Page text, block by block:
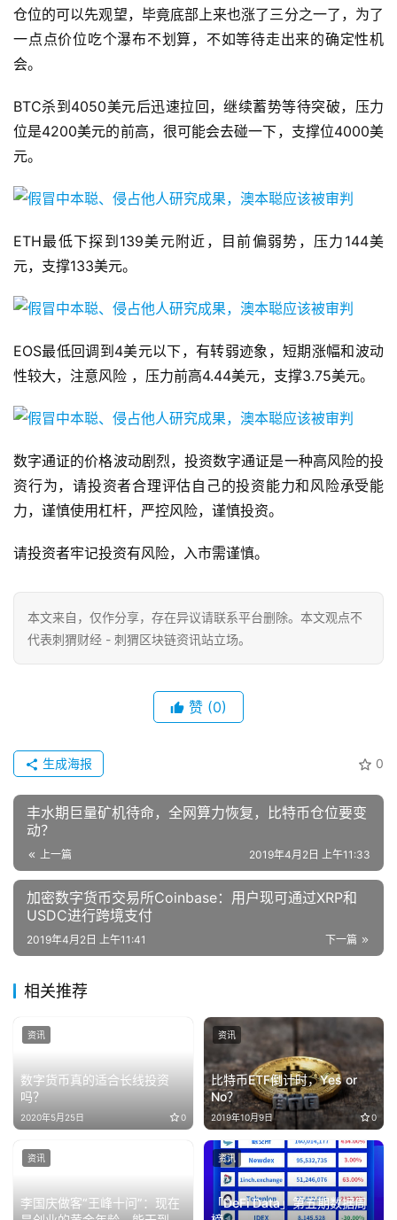
仓位的可以先观望，毕竟底部上来也涨了三分之一了，为了
一点点价位吃个瀑布不划算，不如等待走出来的确定性机
会。
BTC杀到4050美元后迅速拉回，继续蓄势等待突破，压力
位是4200美元的前高，很可能会去碰一下，支撑位4000美
元。
ETH最低下探到139美元附近，目前偏弱势，压力144美
元，支撑133美元。
EOS最低回调到4美元以下，有转弱迹象，短期涨幅和波动
性较大，注意风险 ，压力前高4.44美元，支撑3.75美元。
数字通证的价格波动剧烈，投资数字通证是一种高风险的投
资行为，请投资者合理评估自己的投资能力和风险承受能
力，谨慎使用杠杆，严控风险，谨慎投资。
请投资者牢记投资有风险，入市需谨慎。
本文来自 ，仅作分享，存在异议请联系平台删除。本文观点不
代表刺猬财经 - 刺猬区块链资讯站立场。
赞 (0)
0
生成海报
丰水期巨量矿机待命，全网算力恢复，比特币仓位要变
动？
上一篇 2019年4月2日 上午11:33
加密数字货币交易所Coinbase：用户现可通过XRP和
USDC进行跨境支付
下一篇
2019年4月2日 上午11:41
相关推荐
数字货币真的适合长线投资
吗？
2020年5月25日 0
资讯
比特币ETF倒计时，Yes or
No？
2019年10月9日 0
资讯
李国庆做客“王峰十问”：现在
资讯
「DeFi Data」第五期数据周
资讯